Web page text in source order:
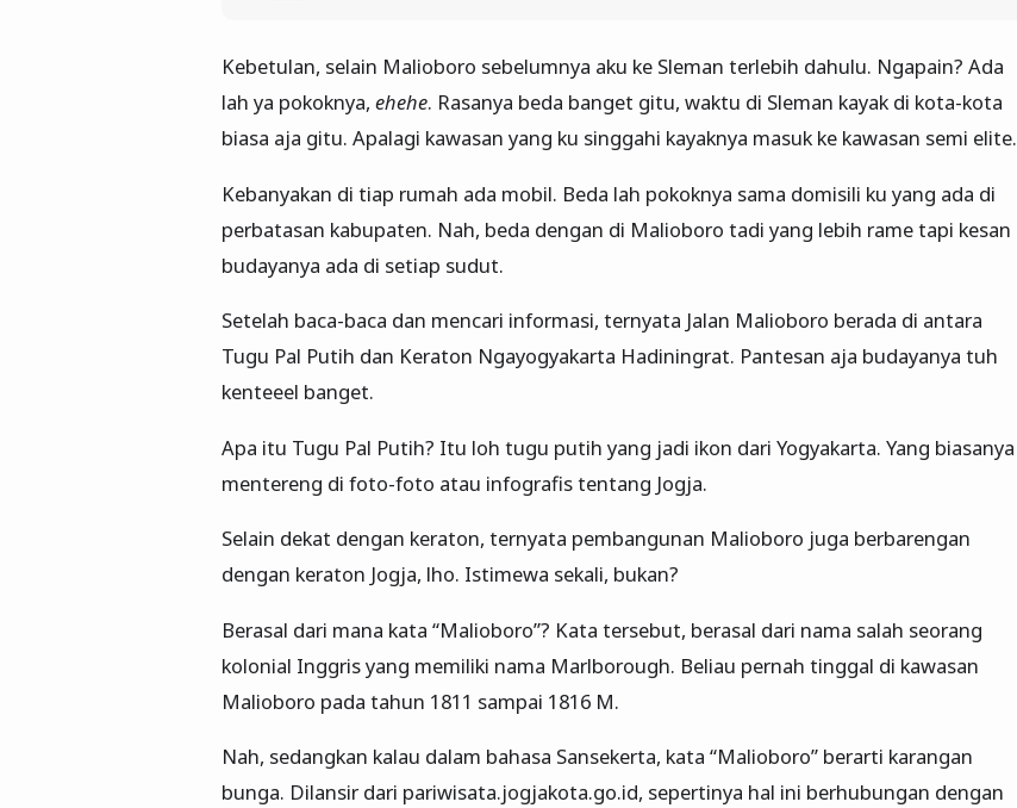
Kebetulan, selain Malioboro sebelumnya aku ke Sleman terlebih dahulu. Ngapain? Ada
lah ya pokoknya, ehehe. Rasanya beda banget gitu, waktu di Sleman kayak di kota-kota
biasa aja gitu. Apalagi kawasan yang ku singgahi kayaknya masuk ke kawasan semi elite.
Kebanyakan di tiap rumah ada mobil. Beda lah pokoknya sama domisili ku yang ada di
perbatasan kabupaten. Nah, beda dengan di Malioboro tadi yang lebih rame tapi kesan
budayanya ada di setiap sudut.
Setelah baca-baca dan mencari informasi, ternyata Jalan Malioboro berada di antara
Tugu Pal Putih dan Keraton Ngayogyakarta Hadiningrat. Pantesan aja budayanya tuh
kenteeel banget.
Apa itu Tugu Pal Putih? Itu loh tugu putih yang jadi ikon dari Yogyakarta. Yang biasanya
mentereng di foto-foto atau infografis tentang Jogja.
Selain dekat dengan keraton, ternyata pembangunan Malioboro juga berbarengan
dengan keraton Jogja, lho. Istimewa sekali, bukan?
Berasal dari mana kata “Malioboro”? Kata tersebut, berasal dari nama salah seorang
kolonial Inggris yang memiliki nama Marlborough. Beliau pernah tinggal di kawasan
Malioboro pada tahun 1811 sampai 1816 M.
Nah, sedangkan kalau dalam bahasa Sansekerta, kata “Malioboro” berarti karangan
bunga. Dilansir dari pariwisata.jogjakota.go.id, sepertinya hal ini berhubungan dengan